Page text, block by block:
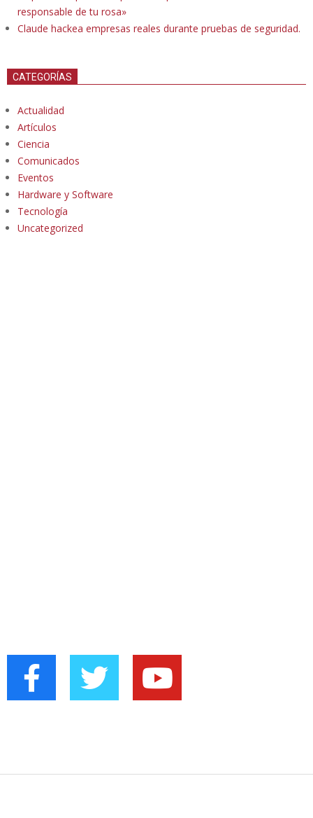
responsable de tu rosa»
Claude hackea empresas reales durante pruebas de seguridad.
CATEGORÍAS
Actualidad
Artículos
Ciencia
Comunicados
Eventos
Hardware y Software
Tecnología
Uncategorized